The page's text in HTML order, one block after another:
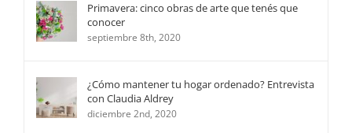
Primavera: cinco obras de arte que tenés que
conocer
septiembre 8th, 2020
¿Cómo mantener tu hogar ordenado? Entrevista
con Claudia Aldrey
diciembre 2nd, 2020